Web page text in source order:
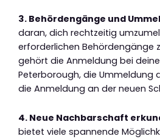
3. Behördengänge und
daran, dich rechtzeitig
erforderlichen Behördengänge
gehört die Anmeldung bei
Peterborough, die Ummeldung
die Anmeldung an der neuen
4. Neue Nachbarschaft
bietet viele spannende